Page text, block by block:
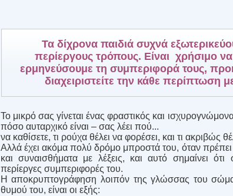
Τα δίχρονα παιδιά συχνά
περίεργους τρόπους. Είναι χρήσιμο
ερμηνεύσουμε τη συμπεριφορά τους,
διαχειριστείτε την κάθε περίπτωση
Το μικρό σας γίνεται ένας φραστικός και
πόσο αυταρχικό είναι – σας λέει πού...
να καθίσετε, τι ρούχα θέλει να φορέσει, και τι ακριβώς
Αλλά έχει ακόμα πολύ δρόμο μπροστά του, όταν
και συναισθήματα με λέξεις, και αυτό σημαίνει
περίεργες συμπεριφορές του.
Η αποκρυπτογράφηση λοιπόν της γλώσσας του
θυμού του, είναι οι εξής: